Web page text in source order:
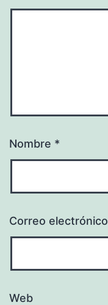
Nombre *
Correo electrónico
Web